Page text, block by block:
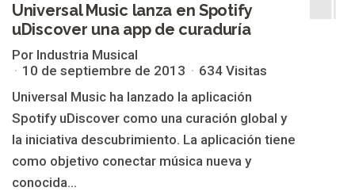
Universal Music lanza en Spotify
uDiscover una app de curaduría
Por Industria Musical
10 de septiembre de 2013
634 Visitas
Universal Music ha lanzado la aplicación
Spotify uDiscover como una curación global y
la iniciativa descubrimiento. La aplicación tiene
como objetivo conectar música nueva y
conocida...